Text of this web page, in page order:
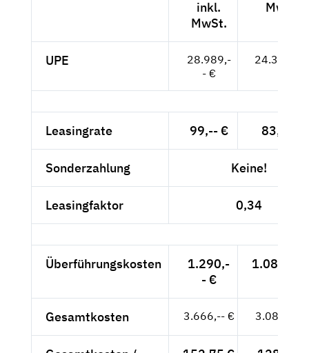
inkl.
MwSt.
MwSt.
UPE
28.989,-
- €
24.361,--
Leasingrate 99,-- € 83,19 €
Sonderzahlung Keine!
Leasingfaktor 0,34
Überführungskosten
1.290,-
- €
1.084,03
Gesamtkosten 3.666,-- € 3.080,67